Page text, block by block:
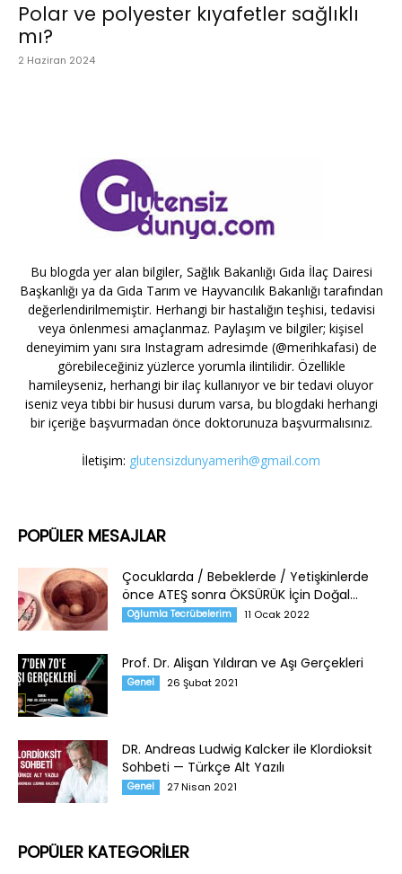
Polar ve polyester kıyafetler sağlıklı
mı?
2 Haziran 2024
Bu blogda yer alan bilgiler, Sağlık Bakanlığı Gıda İlaç Dairesi
Başkanlığı ya da Gıda Tarım ve Hayvancılık Bakanlığı tarafından
değerlendirilmemiştir. Herhangi bir hastalığın teşhisi, tedavisi
veya önlenmesi amaçlanmaz. Paylaşım ve bilgiler; kişisel
deneyimim yanı sıra Instagram adresimde (@merihkafasi) de
görebileceğiniz yüzlerce yorumla ilintilidir. Özellikle
hamileyseniz, herhangi bir ilaç kullanıyor ve bir tedavi oluyor
iseniz veya tıbbi bir hususi durum varsa, bu blogdaki herhangi
bir içeriğe başvurmadan önce doktorunuza başvurmalısınız.
İletişim: glutensizdunyamerih@gmail.com
POPÜLER MESAJLAR
Çocuklarda / Bebeklerde / Yetişkinlerde
önce ATEŞ sonra ÖKSÜRÜK İçin Doğal...
Oğlumla Tecrübelerim 11 Ocak 2022
Prof. Dr. Alişan Yıldıran ve Aşı Gerçekleri
Genel 26 Şubat 2021
DR. Andreas Ludwig Kalcker ile Klordioksit
Sohbeti — Türkçe Alt Yazılı
Genel 27 Nisan 2021
POPÜLER KATEGORİLER